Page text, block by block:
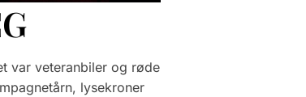
var veteranbiler og røde
lysekroner